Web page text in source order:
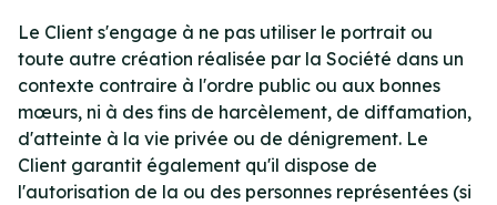
Le Client s'engage à ne pas utiliser le portrait ou
toute autre création réalisée par la Société dans un
contexte contraire à l'ordre public ou aux bonnes
mœurs, ni à des fins de harcèlement, de diffamation,
d'atteinte à la vie privée ou de dénigrement. Le
Client garantit également qu'il dispose de
l'autorisation de la ou des personnes représentées (si